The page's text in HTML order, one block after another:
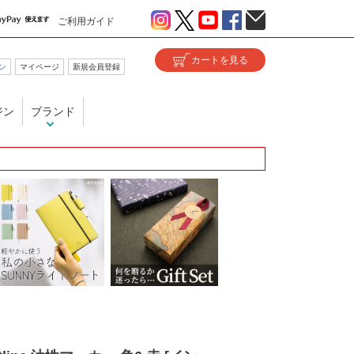
ご利用ガイド
マイページ 新規会員登録
ン ブランド